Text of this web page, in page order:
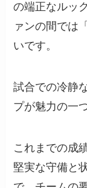
の端正なルッ
ァンの間では
いです。
試合での冷静
プが魅力の一
これまでの成
堅実な守備と